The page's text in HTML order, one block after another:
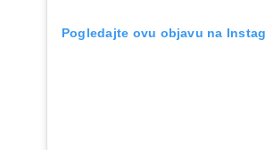
Pogledajte ovu objavu na